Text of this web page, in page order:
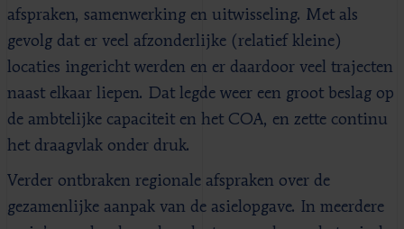
afspraken, samenwerking en uitwisseling. Met als
gevolg dat er veel afzonderlijke (relatief kleine)
locaties ingericht werden en er daardoor veel trajecten
naast elkaar liepen. Dat legde weer een groot beslag op
de ambtelijke capaciteit en het COA, en zette continu
het draagvlak onder druk.
Verder ontbraken regionale afspraken over de
gezamenlijke aanpak van de asielopgave. In meerdere